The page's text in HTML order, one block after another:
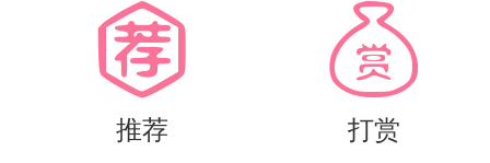
双最后昊双和颜义在了一起
推荐 打赏